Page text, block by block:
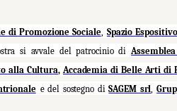
di Promozione Sociale, Spazio
si avvale del patrocinio di
alla Cultura, Accademia di Belle Arti di
e del sostegno diSAGEM srl,